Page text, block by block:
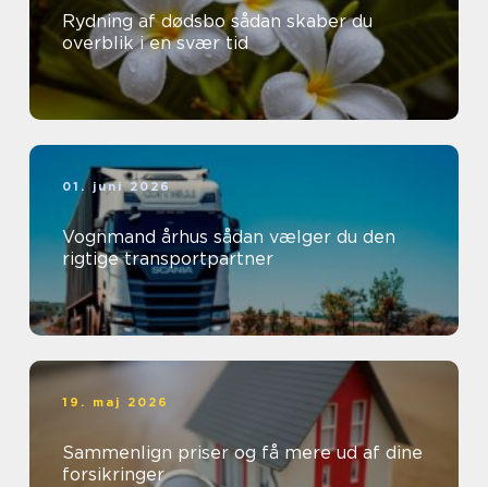
Rydning af dødsbo sådan skaber du
overblik i en svær tid
01. juni 2026
Vognmand århus sådan vælger du den
rigtige transportpartner
19. maj 2026
Sammenlign priser og få mere ud af dine
forsikringer